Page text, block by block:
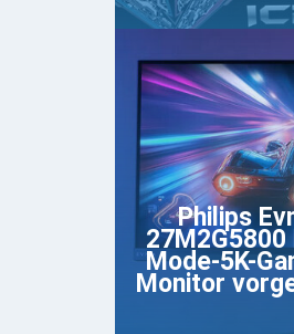
Philips
27M2G5800
Mode-5K-
Monitor